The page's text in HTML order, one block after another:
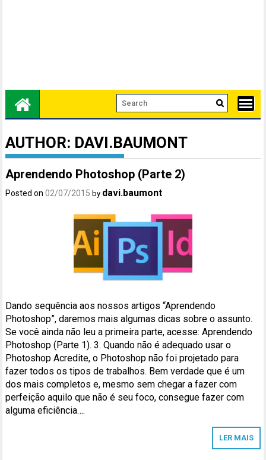
AUTHOR: DAVI.BAUMONT
Aprendendo Photoshop (Parte 2)
Posted on02/07/2015 by davi.baumont
Dando sequência aos nossos artigos “Aprendendo
Photoshop”, daremos mais algumas dicas sobre o assunto.
Se você ainda não leu a primeira parte, acesse: Aprendendo
Photoshop (Parte 1). 3. Quando não é adequado usar o
Photoshop Acredite, o Photoshop não foi projetado para
fazer todos os tipos de trabalhos. Bem verdade que é um
dos mais completos e, mesmo sem chegar a fazer com
perfeição aquilo que não é seu foco, consegue fazer com
alguma eficiência….
LER MAIS